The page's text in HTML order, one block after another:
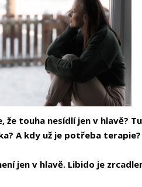
že touha nesídlí jen v hlavě?
A kdy už je potřeba terapie?
jen v hlavě. Libido je